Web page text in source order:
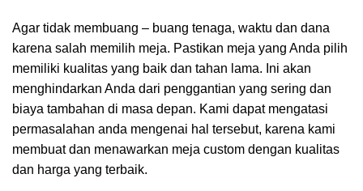
Agar tidak membuang – buang tenaga, waktu dan dana
karena salah memilih meja. Pastikan meja yang Anda pilih
memiliki kualitas yang baik dan tahan lama. Ini akan
menghindarkan Anda dari penggantian yang sering dan
biaya tambahan di masa depan. Kami dapat mengatasi
permasalahan anda mengenai hal tersebut, karena kami
membuat dan menawarkan meja custom dengan kualitas
dan harga yang terbaik.